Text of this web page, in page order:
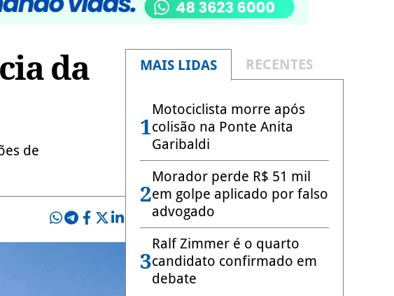
da
de
MAIS LIDAS RECENTES
1
Motociclista morre após
colisão na Ponte Anita
Garibaldi
2
Morador perde R$ 51 mil
em golpe aplicado por falso
advogado
3
Ralf Zimmer é o quarto
candidato confirmado em
debate